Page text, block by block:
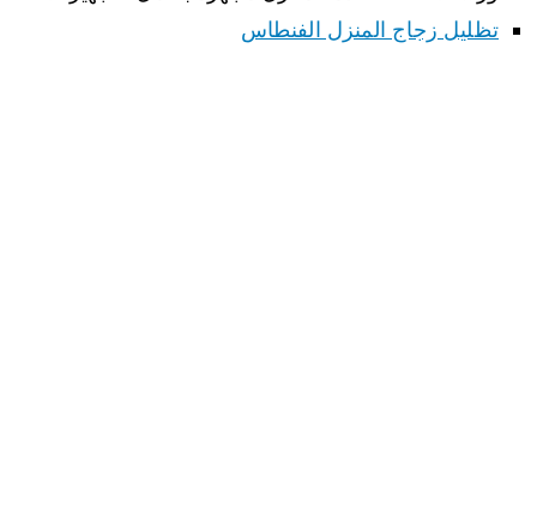
تظليل زجاج المنزل الفنطاس